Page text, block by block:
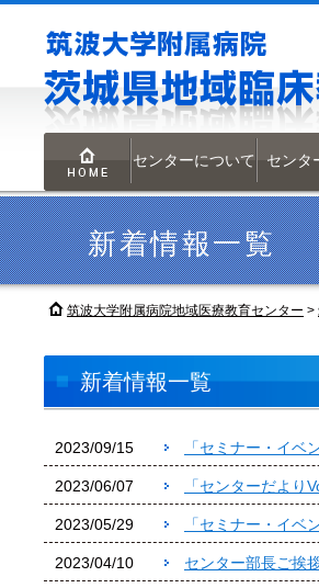
HOME
センターについて センタ
新着情報一覧
筑波大学附属病院地域医療教育センター >
新着情報一覧
2023/09/15 「セミナー・イベ
2023/06/07 「センターだより
2023/05/29 「セミナー・イベ
2023/04/10 センター部長ご挨